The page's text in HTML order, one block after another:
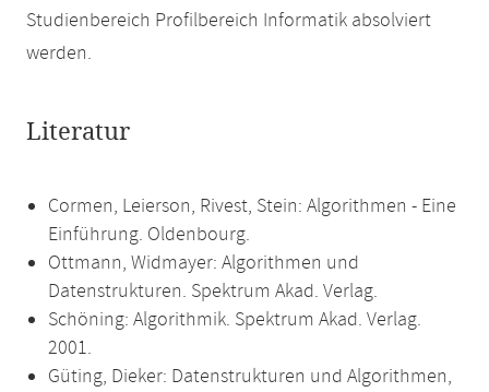
Studienbereich Profilbereich Informatik absolviert
werden.
Literatur
Cormen, Leierson, Rivest, Stein: Algorithmen - Eine
Einführung. Oldenbourg.
Ottmann, Widmayer: Algorithmen und
Datenstrukturen. Spektrum Akad. Verlag.
Schöning: Algorithmik. Spektrum Akad. Verlag.
2001.
Güting, Dieker: Datenstrukturen und Algorithmen,